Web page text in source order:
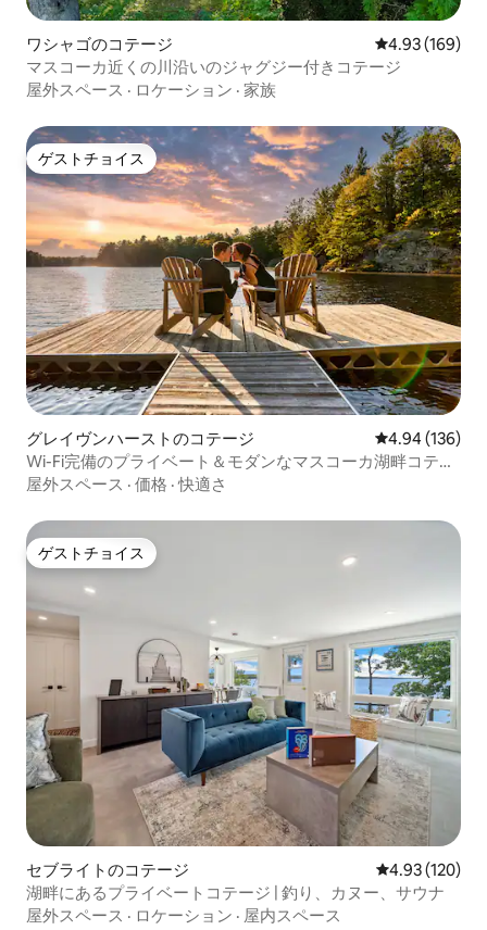
ワシャゴのコテージ レビュー169
4.93 (169)
マスコーカ近くの川沿いのジャグジー付きコテージ
屋外スペース · ロケーション · 家族
ゲストチョイス
ゲストチョイス
グレイヴンハーストのコテージ レビュー136
4.94 (136)
Wi-Fi完備のプライベート＆モダンなマスコーカ湖畔コテー
ジ
屋外スペース · 価格 ·快適さ
ゲストチョイス
ゲストチョイス
セブライトのコテージ レビュー120
4.93 (120)
湖畔にあるプライベートコテージ | 釣り、カヌー、サウナ
屋外スペース · ロケーション · 屋内スペース